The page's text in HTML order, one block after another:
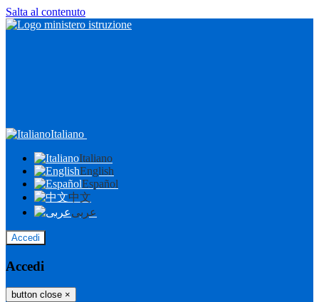
Salta al contenuto
Italiano
Italiano
English
Español
中文
عربى
Accedi
Accedi
button close ×